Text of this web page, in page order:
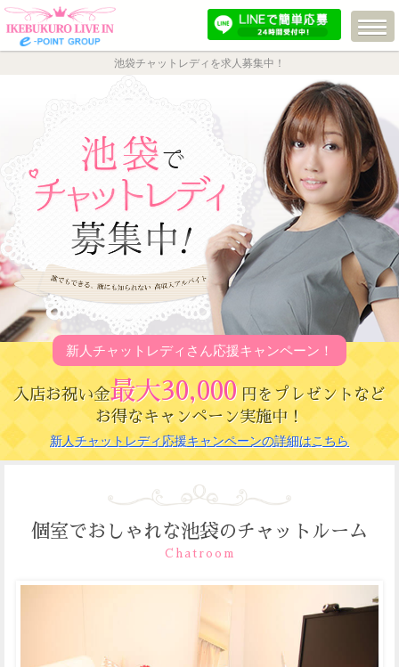
池袋チャットレディを求人募集中！
新人チャットレディさん応援キャンペーン！
入店お祝い金最大30,000 円をプレゼントなど
お得なキャンペーン実施中！
新人チャットレディ応援キャンペーンの詳細はこちら
個室でおしゃれな池袋のチャットルーム
Chatroom